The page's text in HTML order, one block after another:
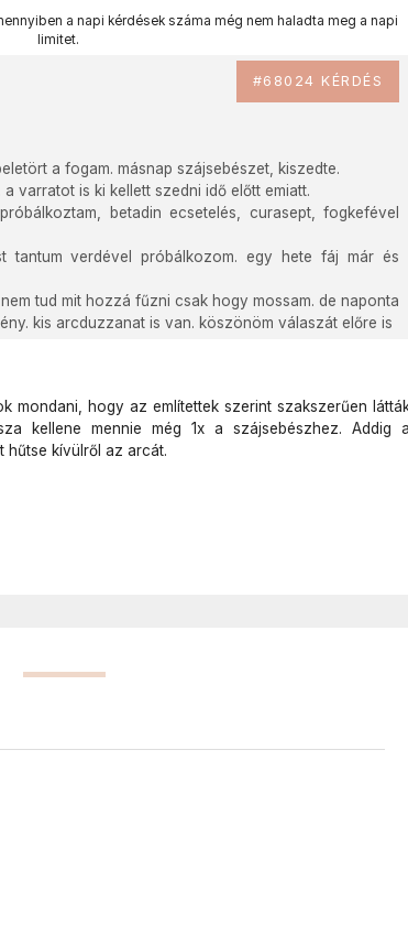
a napi kérdések száma még nem haladta meg a napi
limitet.
#68024 KÉRDÉS
a fogam. másnap szájsebészet, kiszedte.
varratot is ki kellett szedni idő előtt emiatt.
betadin ecsetelés, curasept, fogkefével
tantum verdével próbálkozom. egy hete fáj már és
tud mit hozzá fűzni csak hogy mossam. de naponta
kis arcduzzanat is van. köszönöm válaszát előre is
mondani, hogy az említettek szerint szakszerűen
kellene mennie még 1x a szájsebészhez. Addig a
hűtse kívülről az arcát.